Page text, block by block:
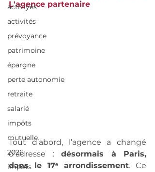
activiyés
activités
prévoyance
patrimoine
épargne
perte autonomie
retraite
salarié
impôts
mutuelle
2026
impots
L'agence partenaire
Tout d’abord, l’agence a changé
d’adresse : désormais à Paris,
dans le 17ᵉ arrondissement. Ce